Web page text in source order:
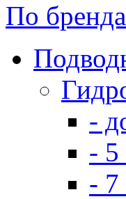
По
-
-
-